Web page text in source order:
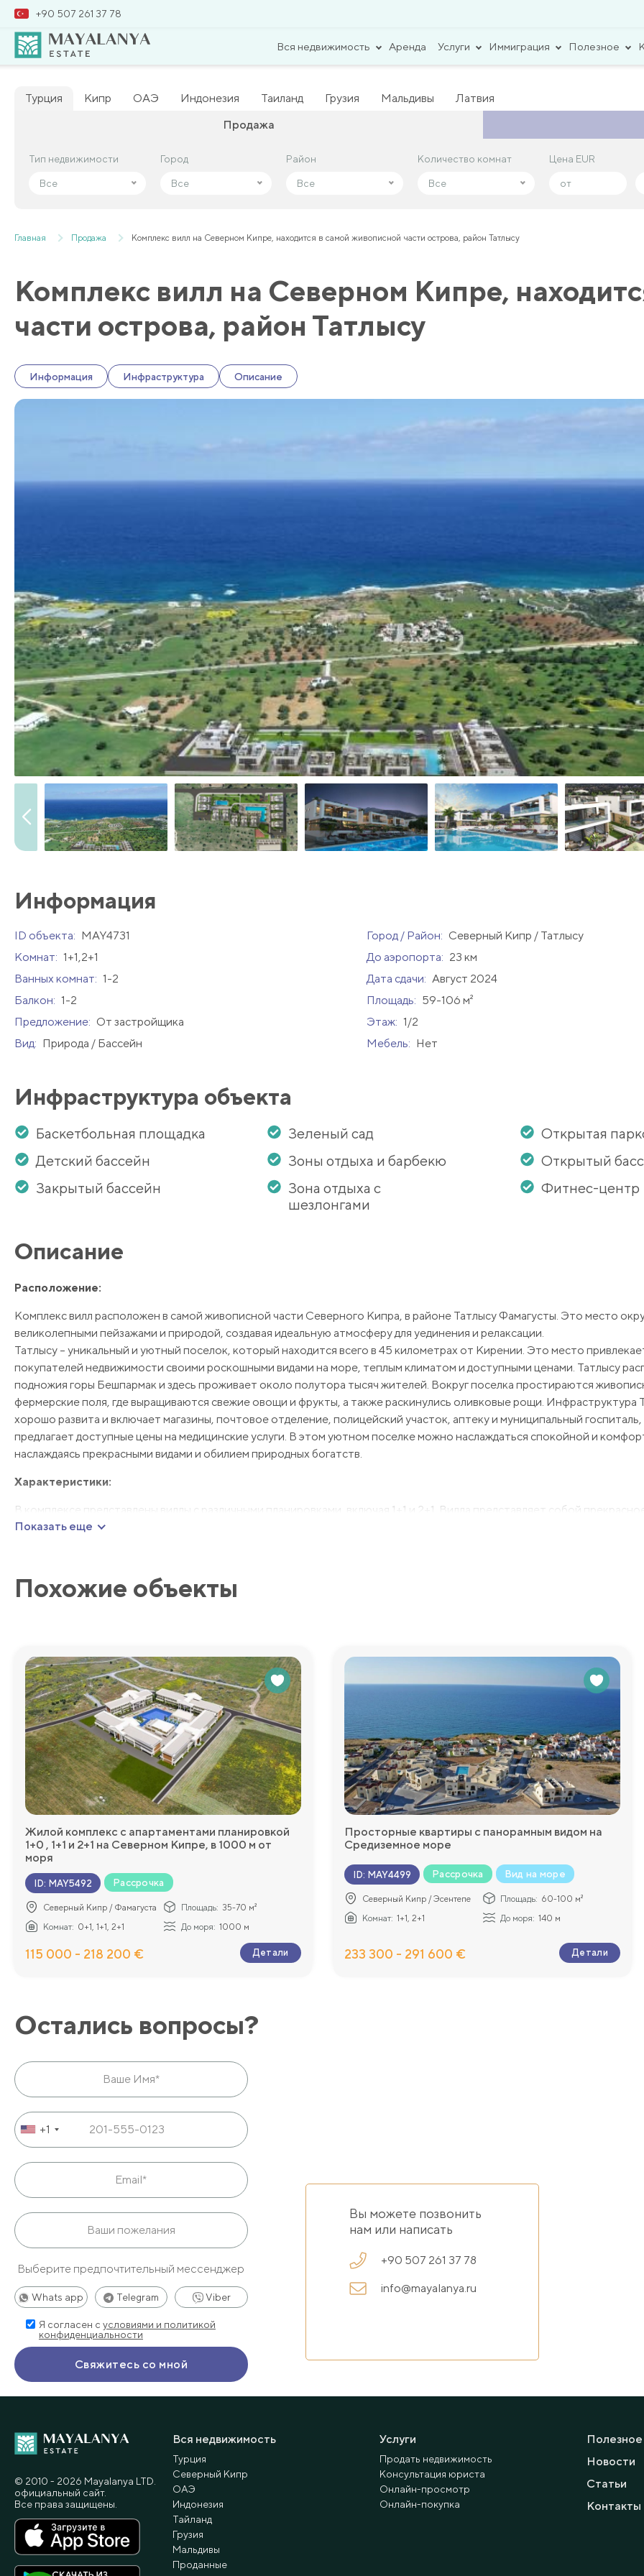
+90 507 261 37 78
Вся недвижимость Аренда Услуги Иммиграция Полезное
Турция Кипр ОАЭ Индонезия Таиланд Грузия Мальдивы
Латвия
Продажа
Тип недвижимости
Все
Город
Все
Район
Все
Количество комнат
Все
Цена EUR
Тип недвижимости
Все
Город
Все
Район
Все
Количество комнат
Все
Цена EUR
Главная Продажа Комплекс вилл на Северном Кипре, находится в самой живописной части острова, район Татлысу
Комплекс вилл на Северном Кипре,
части острова, район Татлысу
Информация Инфраструктура Описание
Информация
ID объекта: MAY4731 Город / Район: Северный Кипр / Татлысу
Комнат: 1+1,2+1 До аэропорта: 23 км
Ванных комнат: 1-2 Дата сдачи: Август 2024
Балкон: 1-2 Площадь: 59-106 м²
Предложение: От застройщика Этаж: 1/2
Вид: Природа / Бассейн Мебель: Нет
Инфраструктура объекта
Баскетбольная площадка
Детский бассейн
Закрытый бассейн
Зеленый сад
Зоны отдыха и барбекю
Зона отдыха с
шезлонгами
Открытая
Открытый
Фитнес-центр
Описание
Расположение:
Комплекс вилл расположен в самой живописной части Северного Кипра, в районе Татлысу Фамагусты. Это место
великолепными пейзажами и природой, создавая идеальную атмосферу для уединения и релаксации.
Татлысу – уникальный и уютный поселок, который находится всего в 45 километрах от Кирении. Это место
покупателей недвижимости своими роскошными видами на море, теплым климатом и доступными ценами. Татлысу
подножия горы Бешпармак и здесь проживает около полутора тысяч жителей. Вокруг поселка простираются
фермерские поля, где выращиваются свежие овощи и фрукты, а также раскинулись оливковые рощи. Инфраструктура
хорошо развита и включает магазины, почтовое отделение, полицейский участок, аптеку и муниципальный
предлагает доступные цены на медицинские услуги. В этом уютном поселке можно наслаждаться спокойной и
наслаждаясь прекрасными видами и обилием природных богатств.
Характеристики:
В комплексе представлены виллы с различными планировками, включая 1+1 и 2+1. Вилла представляет собой
современного дизайна и комфорта. Внутри вы найдете просторные комнаты и стильные интерьеры. Большие балконы
Инфраструктура:
центр обеспечит вам возможность поддерживать свою физическую форму прямо рядом с домом. Дополнительные
включают зоны отдыха и барбекю, где вы можете проводить время с семьей и друзьями, а также каждая вилла имеет
открытую парковку для вашего удобства.
Мы будем рады ответить на любые дополнительные вопросы, которые у Вас возникнут и с удовольствием
более подробную информацию!
Показать еще
Похожие объекты
Жилой комплекс с апартаментами планировкой
1+0 , 1+1 и 2+1 на Северном Кипре, в 1000 м от
моря
ID: MAY5492 Рассрочка
Северный Кипр / Фамагуста Площадь: 35-70 м²
Комнат: 0+1, 1+1, 2+1 До моря: 1000 м
115 000 - 218 200 € Детали
Просторные квартиры с панорамным видом на
Средиземное море
ID: MAY4499 Рассрочка Вид на море
Северный Кипр / Эсентепе Площадь: 60-100 м²
Комнат: 1+1, 2+1 До моря: 140 м
233 300 - 291 600 € Детали
Остались вопросы?
+1
Выберите предпочтительный мессенджер
Whats app Telegram Viber
Я согласен с условиями и политикой
конфиденциальности
Вы можете позвонить
нам или написать
+90 507 261 37 78
info@mayalanya.ru
Вся недвижимость
Турция
Северный Кипр
ОАЭ
Индонезия
Тайланд
Грузия
Мальдивы
Проданные
Услуги
Продать недвижимость
Консультация юриста
Онлайн-просмотр
Онлайн-покупка
Полезное
Новости
Статьи
Контакты
© 2010 - 2026 Мayalanya LTD.
официальный сайт.
Все права защищены.